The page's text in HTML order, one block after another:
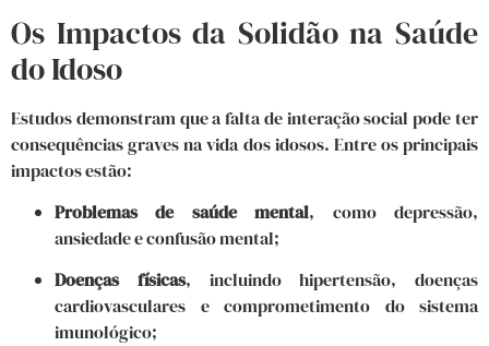
Os Impactos da Solidão na Saúde
do Idoso
Estudos demonstram que a falta de interação social pode ter
consequências graves na vida dos idosos. Entre os principais
impactos estão:
Problemas de saúde mental, como depressão,
ansiedade e confusão mental;
Doenças físicas, incluindo hipertensão, doenças
cardiovasculares e comprometimento do sistema
imunológico;